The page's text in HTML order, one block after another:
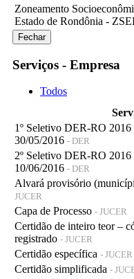
Zoneamento
Estado de Rondônia -
Fechar
Serviços - Empresa
Todos
1º Seletivo DER-RO
30/05/2016 - DER
2º Seletivo DER-RO
10/06/2016 - DER
Alvará provisório
JUCER
Capa de Processo - JUCER
Certidão de inteiro teor –
registrado - JUCER
Certidão específica - JUCER
Certidão simplificada -